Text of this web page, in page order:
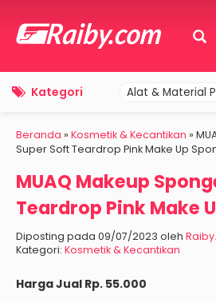
Kategori Alat & Material
Beranda » Kosmetik & Kecantikan »
Super Soft Teardrop Pink Make Up
MUAQ Makeup
Teardrop Pink Make
Diposting pada 09/07/2023 oleh
Kategori: Kosmetik & Kecantikan
Harga Jual Rp. 55.000